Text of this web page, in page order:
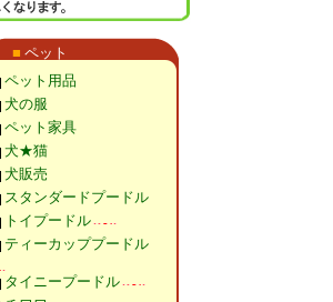
■ ペット
ペット用品
犬の服
ペット家具
犬★猫
犬販売
スタンダードプードル
トイプードル
ティーカッププードル
タイニープードル